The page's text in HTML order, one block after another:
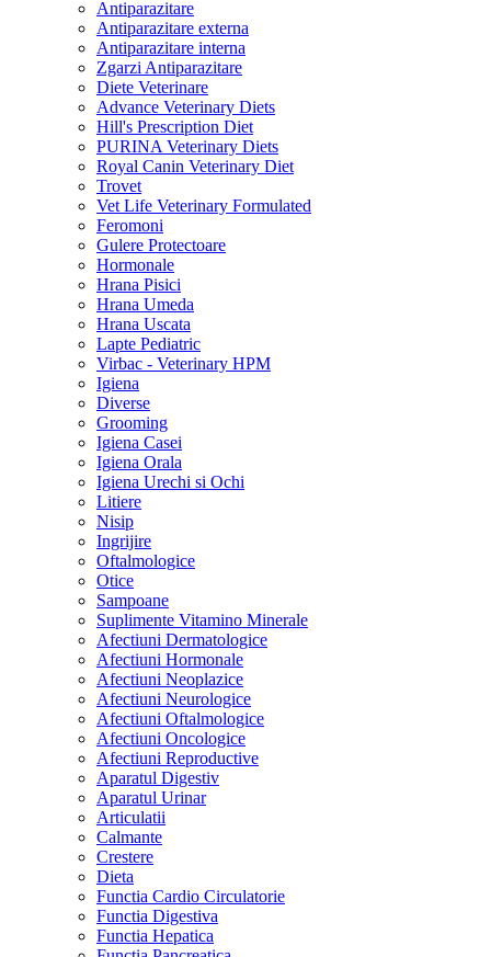
Antiparazitare
Antiparazitare externa
Antiparazitare interna
Zgarzi Antiparazitare
Diete Veterinare
Advance Veterinary Diets
Hill's Prescription Diet
PURINA Veterinary Diets
Royal Canin Veterinary Diet
Trovet
Vet Life Veterinary Formulated
Feromoni
Gulere Protectoare
Hormonale
Hrana Pisici
Hrana Umeda
Hrana Uscata
Lapte Pediatric
Virbac - Veterinary HPM
Igiena
Diverse
Grooming
Igiena Casei
Igiena Orala
Igiena Urechi si Ochi
Litiere
Nisip
Ingrijire
Oftalmologice
Otice
Sampoane
Suplimente Vitamino Minerale
Afectiuni Dermatologice
Afectiuni Hormonale
Afectiuni Neoplazice
Afectiuni Neurologice
Afectiuni Oftalmologice
Afectiuni Oncologice
Afectiuni Reproductive
Aparatul Digestiv
Aparatul Urinar
Articulatii
Calmante
Crestere
Dieta
Functia Cardio Circulatorie
Functia Digestiva
Functia Hepatica